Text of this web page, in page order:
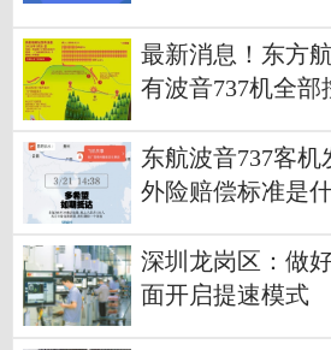
最新消息！东方
有波音737机全部
东航波音737客
外险赔偿标准是
深圳龙岗区：做
面开启提速模式